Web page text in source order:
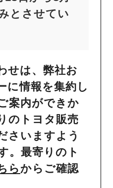
とさせてい
せは、弊社お
に情報を集約し
案内ができか
のトヨタ販売
さいますよう
。最寄りのト
ら からご確認